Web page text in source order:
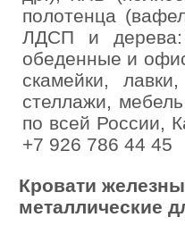
полотенца
ЛДСП и дерева:
обеденные и
скамейки,
стеллажи,
по всей России,
+7 926 786 44 45
Кровати
металлические